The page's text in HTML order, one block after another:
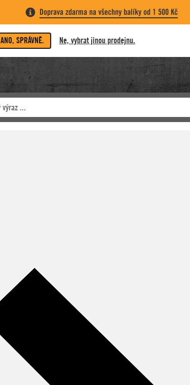
Doprava zdarma na všechny balíky od 1 500 Kč
ANO, SPRÁVNĚ. Ne, vybrat jinou prodejnu.